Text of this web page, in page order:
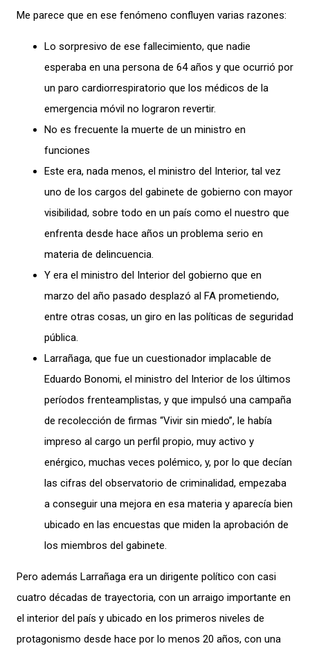
Me parece que en ese fenómeno confluyen varias razones:
Lo sorpresivo de ese fallecimiento, que nadie
esperaba en una persona de 64 años y que ocurrió por
un paro cardiorrespiratorio que los médicos de la
emergencia móvil no lograron revertir.
No es frecuente la muerte de un ministro en
funciones
Este era, nada menos, el ministro del Interior, tal vez
uno de los cargos del gabinete de gobierno con mayor
visibilidad, sobre todo en un país como el nuestro que
enfrenta desde hace años un problema serio en
materia de delincuencia.
Y era el ministro del Interior del gobierno que en
marzo del año pasado desplazó al FA prometiendo,
entre otras cosas, un giro en las políticas de seguridad
pública.
Larrañaga, que fue un cuestionador implacable de
Eduardo Bonomi, el ministro del Interior de los últimos
períodos frenteamplistas, y que impulsó una campaña
de recolección de firmas “Vivir sin miedo”, le había
impreso al cargo un perfil propio, muy activo y
enérgico, muchas veces polémico, y, por lo que decían
las cifras del observatorio de criminalidad, empezaba
a conseguir una mejora en esa materia y aparecía bien
ubicado en las encuestas que miden la aprobación de
los miembros del gabinete.
Pero además Larrañaga era un dirigente político con casi
cuatro décadas de trayectoria, con un arraigo importante en
el interior del país y ubicado en los primeros niveles de
protagonismo desde hace por lo menos 20 años, con una